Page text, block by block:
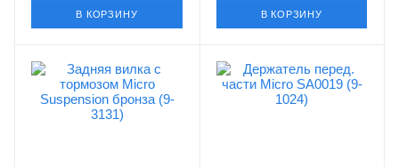
В КОРЗИНУ В КОРЗИНУ